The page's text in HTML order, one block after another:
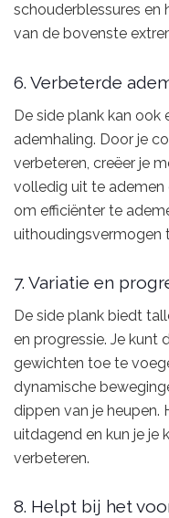
schouderblessures en
van de bovenste
6. Verbeterde
De side plank kan
ademhaling. Door je
verbeteren, creëer je
volledig uit te ademen
om efficiënter te
uithoudingsvermogen
7. Variatie en
De side plank biedt
en progressie. Je kunt
gewichten toe te
dynamische
dippen van je heupen.
uitdagend en kun je je
verbeteren.
8. Helpt bij het